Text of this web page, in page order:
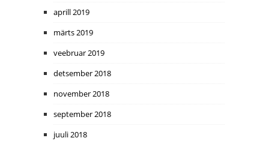
aprill 2019
märts 2019
veebruar 2019
detsember 2018
november 2018
september 2018
juuli 2018